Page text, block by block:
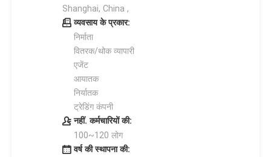
Shanghai, China ,
व्यवसाय के प्रकार:
निर्माता
वितरक/थोक व्यापारी
एजेंट
आयातक
निर्यातक
ट्रेडिंग कंपनी
नहीं. कर्मचारियों की:
100~120 लोग
वर्ष की स्थापना की: